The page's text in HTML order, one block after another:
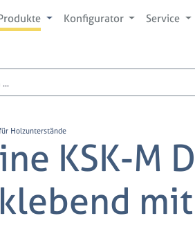
Konfigurator Service
Holzunterstände
KSK-M